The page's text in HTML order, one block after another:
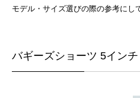
モデル・サイズ選びの際の参考にし
バギーズショーツ 5インチ